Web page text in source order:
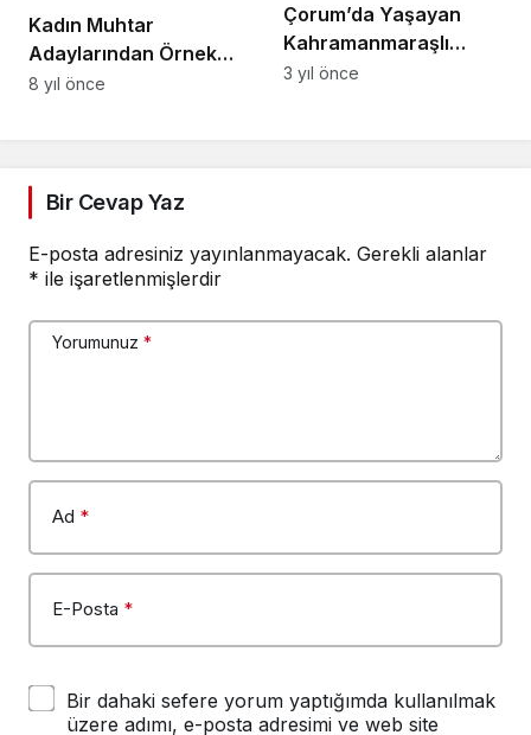
Kadın Muhtar
Adaylarından Örnek
Dayanışma
8 yıl önce
Çorum’da Yaşayan
Kahramanmaraşlı
Genç Kan Vermeye
3 yıl önce
Bir Cevap Yaz
E-posta adresiniz yayınlanmayacak. Gerekli alanlar
* ile işaretlenmişlerdir
Yorumunuz *
Ad *
E-Posta *
Bir dahaki sefere yorum yaptığımda kullanılmak
üzere adımı, e-posta adresimi ve web site